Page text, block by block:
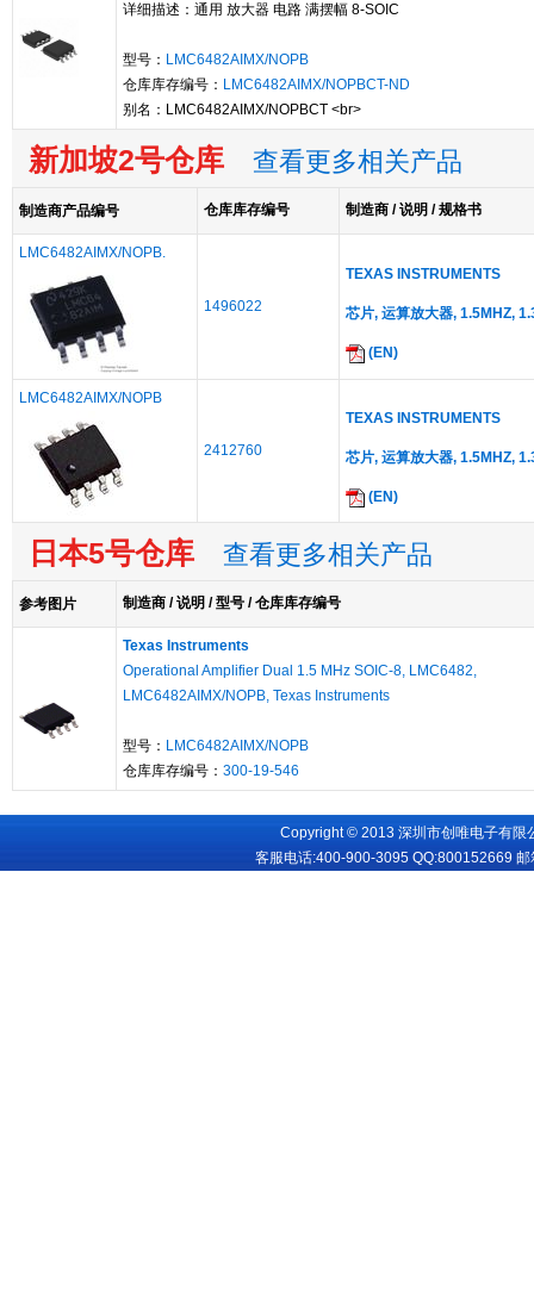
详细描述：通用 放大器 电路 满摆幅 8-SOIC
型号： LMC6482AIMX/NOPB
仓库库存编号： LMC6482AIMX/NOPBCT-ND
别名：LMC6482AIMX/NOPBCT <br>
新加坡2号仓库 查看更多相关产品
制造商产品编号 仓库库存编号 制造商 / 说明 / 规格书
LMC6482AIMX/NOPB.
1496022
TEXAS INSTRUMENTS
芯片, 运算放大器, 1.5MHZ,
(EN)
LMC6482AIMX/NOPB
2412760
TEXAS INSTRUMENTS
芯片, 运算放大器, 1.5MHZ,
(EN)
日本5号仓库 查看更多相关产品
参考图片 制造商 / 说明 / 型号 / 仓库库存编号
Texas Instruments
Operational Amplifier Dual 1.5 MHz SOIC-8, LMC6482,
LMC6482AIMX/NOPB, Texas Instruments
型号： LMC6482AIMX/NOPB
仓库库存编号： 300-19-546
Copyright © 2013 深圳市创唯电子有限
客服电话:400-900-3095 QQ:800152669 邮